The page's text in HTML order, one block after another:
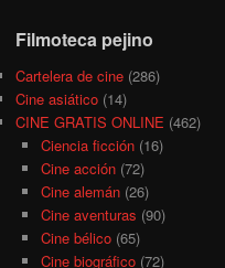
Filmoteca pejino
Cartelera de cine (286)
Cine asiático (14)
CINE GRATIS ONLINE (462)
Ciencia ficción(16)
Cine acción(72)
Cine alemán(26)
Cine aventuras (90)
Cine bélico(65)
Cine biográfico(72)